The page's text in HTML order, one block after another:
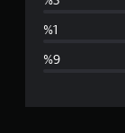
ت